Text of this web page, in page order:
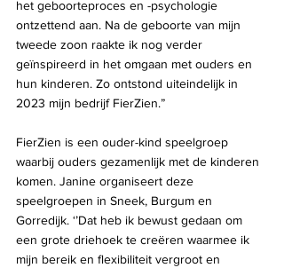
het geboorteproces en -psychologie
ontzettend aan. Na de geboorte van mijn
tweede zoon raakte ik nog verder
geïnspireerd in het omgaan met ouders en
hun kinderen. Zo ontstond uiteindelijk in
2023 mijn bedrijf FierZien.”
FierZien is een ouder-kind speelgroep
waarbij ouders gezamenlijk met de kinderen
komen. Janine organiseert deze
speelgroepen in Sneek, Burgum en
Gorredijk. ‘’Dat heb ik bewust gedaan om
een grote driehoek te creëren waarmee ik
mijn bereik en flexibiliteit vergroot en